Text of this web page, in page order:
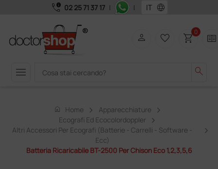
call_quality 02 25 71 37 17 | | language
menu search
person favorite_border shopping_cart0 two_pager
home Home
Apparecchiature
Ecografi Ed Ecocolordoppler
Altri Accessori Per Ecografi (batterie - Carrelli - Software -
Ecc)
Batteria Ricaricabile BT-2500 Per Chison Eco 1,2,3,5,6